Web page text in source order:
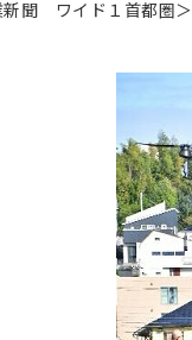
聞 ワイド１首都圏＞